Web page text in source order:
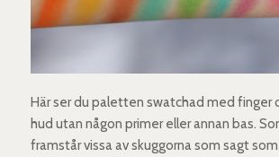
Här ser du paletten swatchad med finger
hud utan någon primer eller annan bas.
framstår vissa av skuggorna som sagt